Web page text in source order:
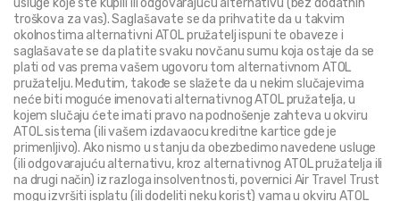
usluge koje ste kupili ili odgovarajuću alternativu (bez dodatnih
troškova za vas). Saglašavate se da prihvatite da u takvim
okolnostima alternativni ATOL pružatelj ispuni te obaveze i
saglašavate se da platite svaku novčanu sumu koja ostaje da se
plati od vas prema vašem ugovoru tom alternativnom ATOL
pružatelju. Međutim, takođe se slažete da u nekim slučajevima
neće biti moguće imenovati alternativnog ATOL pružatelja, u
kojem slučaju ćete imati pravo na podnošenje zahteva u okviru
ATOL sistema (ili vašem izdavaocu kreditne kartice gde je
primenljivo). Ako nismo u stanju da obezbedimo navedene usluge
(ili odgovarajuću alternativu, kroz alternativnog ATOL pružatelja ili
na drugi način) iz razloga insolventnosti, povernici Air Travel Trust
mogu izvršiti isplatu (ili dodeliti neku korist) vama u okviru ATOL